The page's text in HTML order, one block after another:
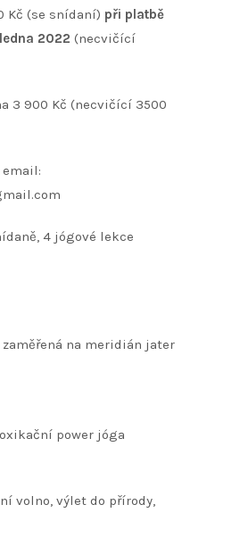
Kč (se snídaní) při platbě
2022 (necvičící
3 900 Kč (necvičící 3500
4 jógové lekce
zaměřená na meridián jater
power jóga
volno, výlet do přírody,